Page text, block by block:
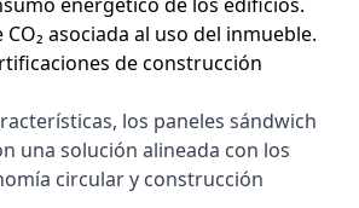
asociada al uso del inmueble.
de construcción
los paneles sándwich
una solución alineada con los
circular y construcción